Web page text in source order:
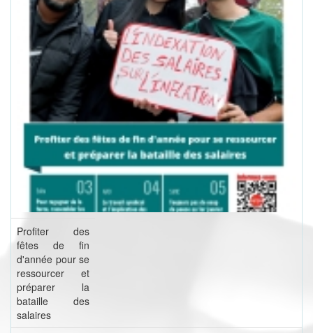
Profiter des
fêtes de fin
d'année pour se
ressourcer et
préparer la
bataille des
salaires